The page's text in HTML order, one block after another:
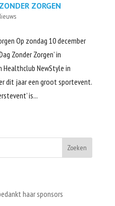
ZORGEN
Op zondag 10 december
Zonder Zorgen’ in
Healthclub NewStyle in
dit jaar een groot sportevent.
is...
haar sponsors